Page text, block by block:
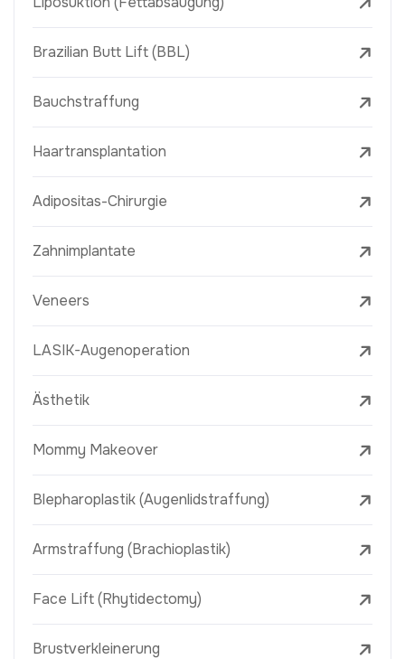
Brazilian Butt Lift (BBL)
Bauchstraffung
Haartransplantation
Adipositas-Chirurgie
Zahnimplantate
Veneers
LASIK-Augenoperation
Ästhetik
Mommy Makeover
Blepharoplastik (Augenlidstraffung)
Armstraffung (Brachioplastik)
Face Lift (Rhytidectomy)
Brustverkleinerung